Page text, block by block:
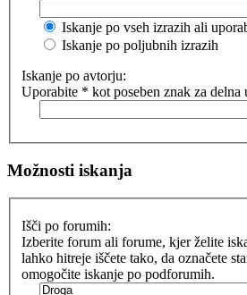
Iskanje po vseh izrazih ali
Iskanje po poljubnih izrazih
Iskanje po avtorju:
Uporabite * kot poseben znak za delna
Možnosti iskanja
Išči po forumih:
Izberite forum ali forume, kjer želite
lahko hitreje iščete tako, da označete
omogočite iskanje po podforumih.